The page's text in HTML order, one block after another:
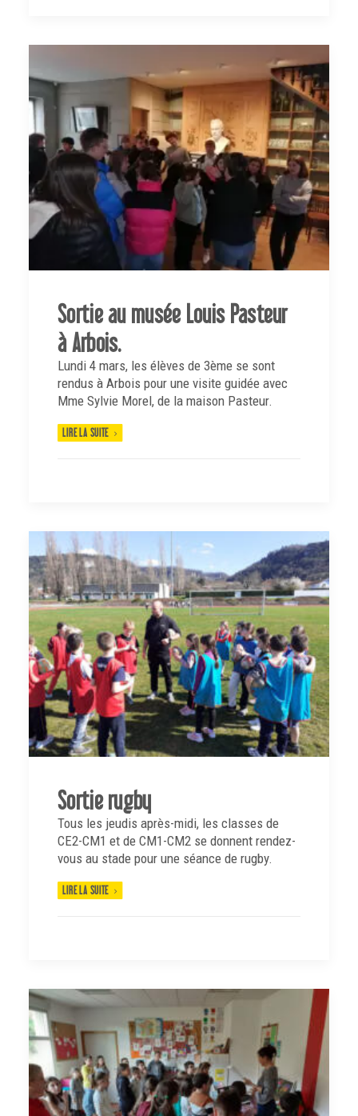
Sortie au musée Louis Pasteur
à Arbois.
Lundi 4 mars, les élèves de 3ème se sont
rendus à Arbois pour une visite guidée avec
Mme Sylvie Morel, de la maison Pasteur.
LIRE LA SUITE
Sortie rugby
Tous les jeudis après-midi, les classes de
CE2-CM1 et de CM1-CM2 se donnent rendez-
vous au stade pour une séance de rugby.
LIRE LA SUITE